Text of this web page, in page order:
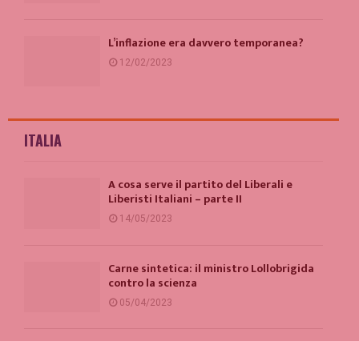
L’inflazione era davvero temporanea?
12/02/2023
ITALIA
A cosa serve il partito del Liberali e
Liberisti Italiani – parte II
14/05/2023
Carne sintetica: il ministro Lollobrigida
contro la scienza
05/04/2023